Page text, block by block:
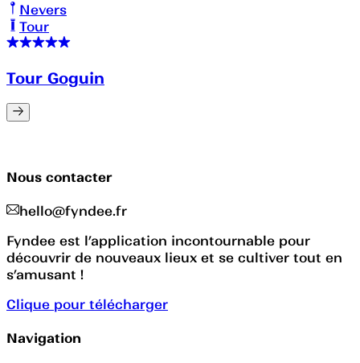
Nevers
Tour
Tour Goguin
Nous contacter
hello@fyndee.fr
Fyndee est l’application incontournable pour
découvrir de nouveaux lieux et se cultiver tout en
s’amusant !
Clique pour télécharger
Navigation